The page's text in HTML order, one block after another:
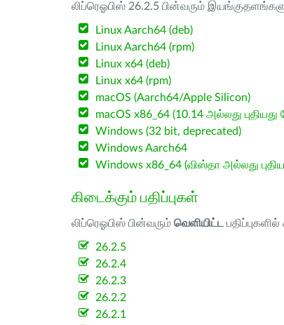
லிப்ரெஓபிஸ் 26.2.5 பின்வரும்
Linux Aarch64 (deb)
Linux Aarch64 (rpm)
Linux x64 (deb)
Linux x64 (rpm)
macOS (Aarch64/Apple Silicon)
macOS x86_64 (10.14 அல்லது
Windows (32 bit, deprecated)
Windows Aarch64
Windows x86_64 (விஸ்தா அல்லது
கிடைக்கும் பதிப்புகள்
லிப்ரெஓபிஸ் பின்வரும் வெளியிட்ட
26.2.5
26.2.4
26.2.3
26.2.2
26.2.1